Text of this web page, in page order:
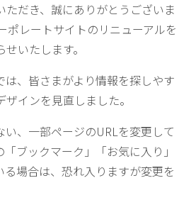
ただき、誠にありがとうございま
ポレートサイトのリニューアルを
いたします。
は、皆さまがより情報を探しやす
インを見直しました。
い、一部ページのURLを変更して
ブックマーク」「お気に入り」
る場合は、恐れ入りますが変更を